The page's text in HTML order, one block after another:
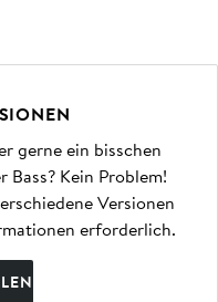
gerne ein bisschen
Bass? Kein Problem!
Versionen
erforderlich.